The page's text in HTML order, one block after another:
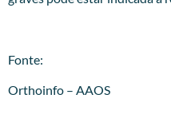
Fonte:
Orthoinfo – AAOS